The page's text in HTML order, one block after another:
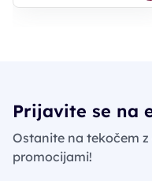
Prijavite se na
Ostanite na tekočem
promocijami!